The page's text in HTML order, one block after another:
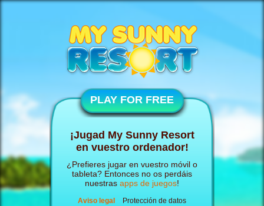
PLAY FOR FREE
¡Jugad My Sunny Resort
en vuestro ordenador!
¿Prefieres jugar en vuestro móvil o
tableta? Entonces no os perdáis
nuestras apps de juegos!
Aviso legal
Protección de datos